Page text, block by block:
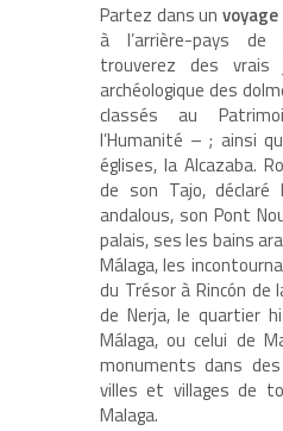
Partez dans un
à l’arrière-pays de
trouverez des vrais
archéologique des
classés au
l’Humanité – ; ainsi
églises, la Alcazaba.
de son Tajo, déclaré
andalous, son Pont
palais, ses les bains
Málaga, les
du Trésor à Rincón de
de Nerja, le quartier
Málaga, ou celui de
monuments dans
villes et villages de
Malaga.